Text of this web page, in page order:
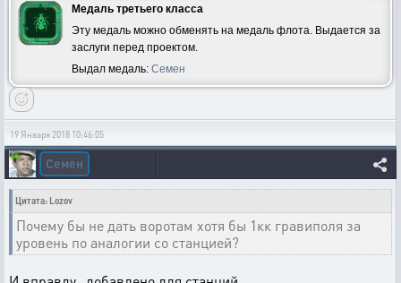
Медаль третьего класса
Эту медаль можно обменять на медаль флота. Выдается за
заслуги перед проектом.
Выдал медаль: Семен
19 Января 2018 10:46:05
Семен
Цитата: Lozov
Почему бы не дать воротам хотя бы 1кк гравиполя за
уровень по аналогии со станцией?